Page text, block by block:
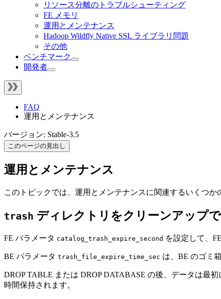
リソース分離のトラブルシューティング
FE メモリ
運用とメンテナンス
Hadoop Wildfly Native SSL ライブラリ問題
その他
ベンチマーク
開発者
FAQ
運用とメンテナンス
バージョン: Stable-3.5
このページの見出し
運用とメンテナンス
このトピックでは、運用とメンテナンスに関連するいくつ
trash ディレクトリをクリーンアップ
FE パラメータ catalog_trash_expire_second を設定して、
BE パラメータ trash_file_expire_time_sec は、BE のゴミ
DROP TABLE または DROP DATABASE の後、データは最
時間保持されます。